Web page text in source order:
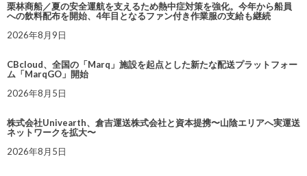
栗林商船／夏の安全運航を支えるため熱中症対策を強化。今年から船員
への飲料配布を開始、4年目となるファン付き作業服の支給も継続
2026年8月9日
CBcloud、全国の「Marq」施設を起点とした新たな配送プラットフォー
ム「MarqGO」開始
2026年8月5日
株式会社Univearth、倉吉運送株式会社と資本提携〜山陰エリアへ実運送
ネットワークを拡大〜
2026年8月5日